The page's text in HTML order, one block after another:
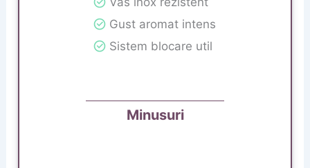
Gust aromat intens
Sistem blocare util
Minusuri